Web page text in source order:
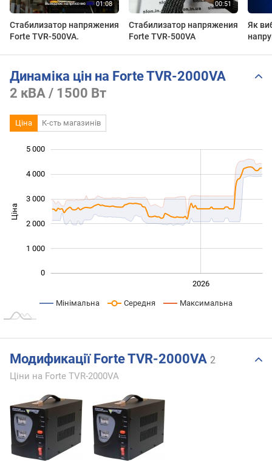
Стабилизатор напряжения
Forte TVR-500VA.
Стабилизатор напряжения
Forte TVR-500VA
Як
Динаміка цін на Forte TVR-2000VA
2 кВА / 1500 Вт
Ціна К-сть магазинів
Ціна
0
1 000
2 000
3 000
4 000
5 000
2026
Мінімальна Середня Максимальна
Модификації Forte TVR-2000VA 2
Ціни на Forte TVR-2000VA